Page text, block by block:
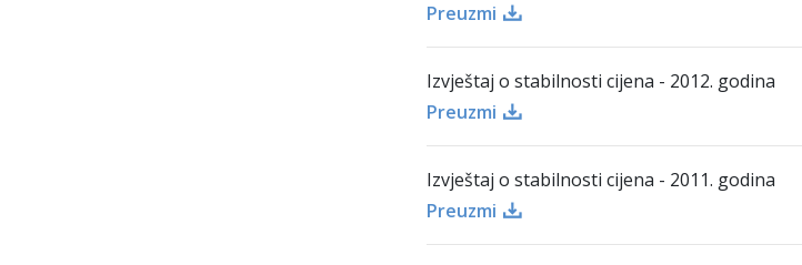
Preuzmi
Izvještaj o stabilnosti cijena - 2012. godina
Preuzmi
Izvještaj o stabilnosti cijena - 2011. godina
Preuzmi